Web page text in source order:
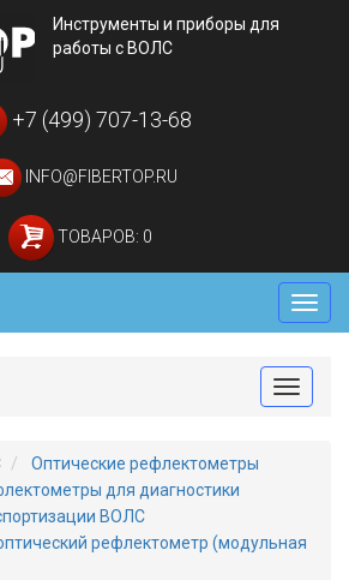
Инструменты и приборы для
работы с ВОЛС
+7 (499) 707-13-68
INFO@FIBERTOP.RU
ТОВАРОВ: 0
Меню
Toggle
Оптические рефлектометры
для диагностики
ВОЛС
рефлектометр (модульная